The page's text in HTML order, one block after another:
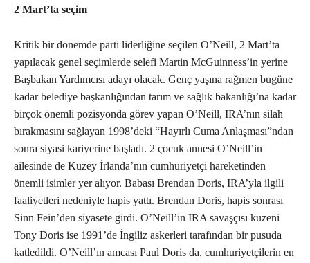
2 Mart’ta seçim
Kritik bir dönemde parti liderliğine seçilen O’Neill, 2 Mart’ta
yapılacak genel seçimlerde selefi Martin McGuinness’in yerine
Başbakan Yardımcısı adayı olacak. Genç yaşına rağmen bugüne
kadar belediye başkanlığından tarım ve sağlık bakanlığı’na kadar
birçok önemli pozisyonda görev yapan O’Neill, IRA’nın silah
bırakmasını sağlayan 1998’deki “Hayırlı Cuma Anlaşması”ndan
sonra siyasi kariyerine başladı. 2 çocuk annesi O’Neill’in
ailesinde de Kuzey İrlanda’nın cumhuriyetçi hareketinden
önemli isimler yer alıyor. Babası Brendan Doris, IRA’yla ilgili
faaliyetleri nedeniyle hapis yattı. Brendan Doris, hapis sonrası
Sinn Fein’den siyasete girdi. O’Neill’in IRA savaşçısı kuzeni
Tony Doris ise 1991’de İngiliz askerleri tarafından bir pusuda
katledildi. O’Neill’ın amcası Paul Doris da, cumhuriyetçilerin en